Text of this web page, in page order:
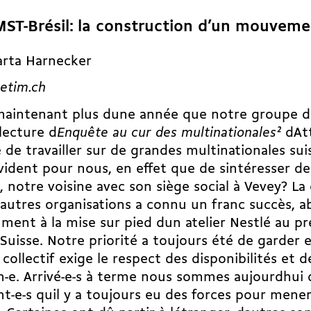
Brésil: la construction d’un
Harnecker
plus dune année que notre groupe
dEnquête au cur des multinationales2
de travailler sur de grandes multinationales
pour nous, en effet que de sintéresser
notre voisine avec son siège social à Vevey?
organisations a connu un franc succès,
à la mise sur pied dun atelier Nestlé au
Notre priorité a toujours été de garder
exige le respect des disponibilités et
e. Arrivé-e-s à terme nous sommes aujourdhui
e-s quil y a toujours eu des forces pour